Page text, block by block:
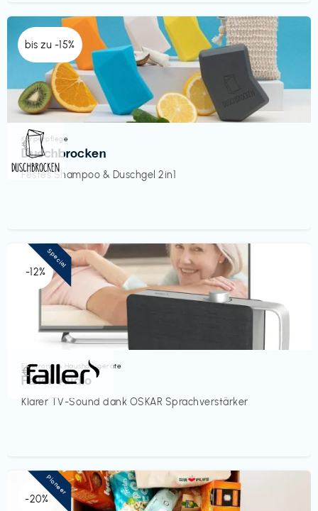
bis zu -15%
Körperpflege
Duschbrocken
Festes Shampoo & Duschgel 2in1
€‎
-12%
Elektronik & Haushaltsgeräte
Faller Audio
Klarer TV-Sound dank OSKAR Sprachverstärker
€‎
Special
-20%
Pioneer